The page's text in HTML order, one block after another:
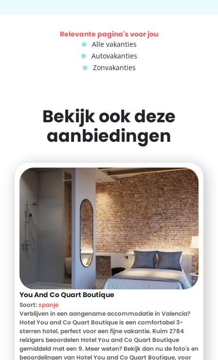
Relevante pagina's voor jou
Alle vakanties
Autovakanties
Zonvakanties
Bekijk ook deze
aanbiedingen
You And Co Quart Boutique
Soort:spanje
Verblijven in een aangename accommodatie in Valencia?
Hotel You and Co Quart Boutique is een comfortabel 3-
sterren hotel, perfect voor een fijne vakantie. Ruim 2784
reizigers beoordelen Hotel You and Co Quart Boutique
gemiddeld met een 9. Meer weten? Bekijk dan nu de foto's en
beoordelingen van Hotel You and Co Quart Boutique, voor